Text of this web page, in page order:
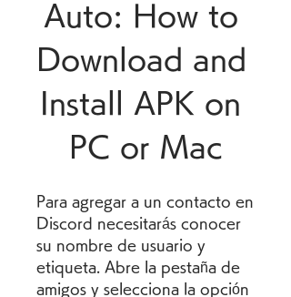
Auto: How to
Download and
Install APK on
PC or Mac
Para agregar a un contacto en
Discord necesitarás conocer
su nombre de usuario y
etiqueta. Abre la pestaña de
amigos y selecciona la opción